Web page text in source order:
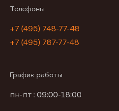
Телефоны
+7 (495) 748-77-48
+7 (495) 787-77-48
График работы
пн-пт : 09:00-18:00